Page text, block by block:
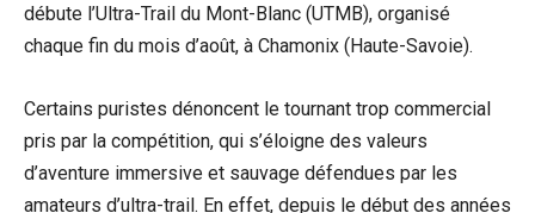
débute l’Ultra-Trail du Mont-Blanc (UTMB), organisé
chaque fin du mois d’août, à Chamonix (Haute-Savoie).
Certains puristes dénoncent le tournant trop commercial
pris par la compétition, qui s’éloigne des valeurs
d’aventure immersive et sauvage défendues par les
amateurs d’ultra-trail. En effet, depuis le début des années